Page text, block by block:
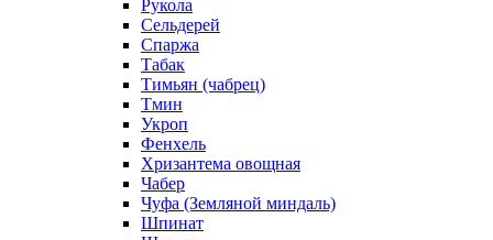
Рукола
Сельдерей
Спаржа
Табак
Тимьян (чабрец)
Тмин
Укроп
Фенхель
Хризантема овощная
Чабер
Чуфа (Земляной миндаль)
Шпинат